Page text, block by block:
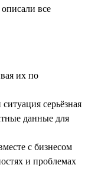
все
их по
серьёзная
данные для
с бизнесом
и проблемах